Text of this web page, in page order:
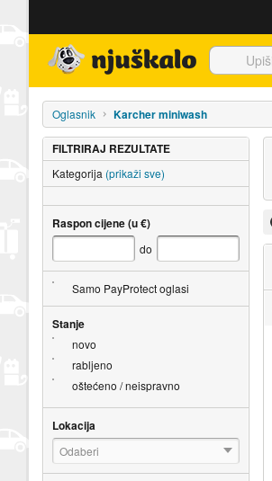
Oglasnik Karcher miniwash
FILTRIRAJ REZULTATE
Kategorija (prikaži sve)
Raspon cijene (u €)
do
Samo PayProtect oglasi
Stanje
novo
rabljeno
oštećeno / neispravno
Lokacija
Odaberi